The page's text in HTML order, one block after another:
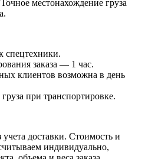
местонахождение груза
спецтехники.
заказа — 1 час.
клиентов возможна в день
при транспортировке.
доставки. Стоимость и
индивидуально,